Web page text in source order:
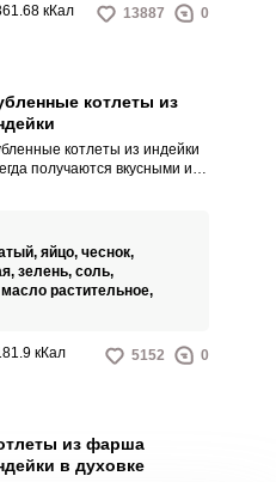
кКал 13887 0
котлеты из
котлеты из индейки
получаются вкусными и
«клейкие»
яйцо, чеснок,
зелень, соль,
масло растительное,
кКал 5152 0
из фарша
в духовке